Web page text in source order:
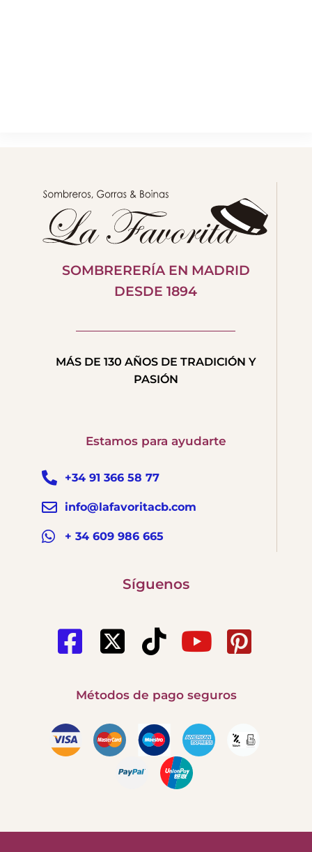
SOMBRERERÍA EN MADRID
DESDE 1894
MÁS DE 130 AÑOS DE TRADICIÓN Y
PASIÓN
Estamos para ayudarte
+34 91 366 58 77
info@lafavoritacb.com
+ 34 609 986 665
Síguenos
Métodos de pago seguros